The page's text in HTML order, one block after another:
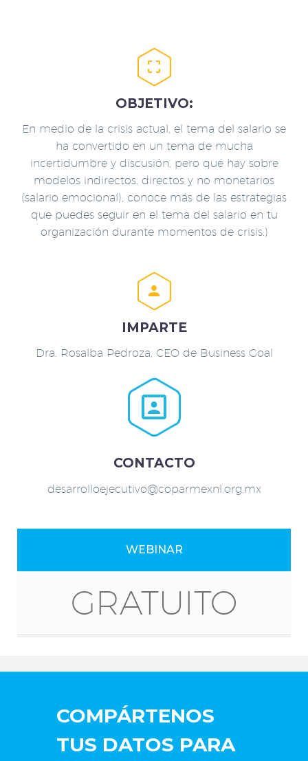


OBJETIVO:
En medio de la crisis actual, el tema del salario se
ha convertido en un tema de mucha
incertidumbre y discusión, pero qué hay sobre
modelos indirectos, directos y no monetarios
(salario emocional), conoce más de las estrategias
que puedes seguir en el tema del salario en tu
organización durante momentos de crisis.)


IMPARTE
Dra. Rosalba Pedroza, CEO de Business Goal


CONTACTO
desarrolloejecutivo@coparmexnl.org.mx
WEBINAR
GRATUITO
COMPÁRTENOS
TUS DATOS PARA